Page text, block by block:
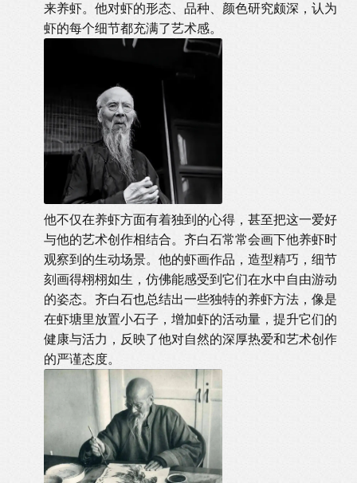
来养虾。他对虾的形态、品种、颜色研究颇深，认为
虾的每个细节都充满了艺术感。
他不仅在养虾方面有着独到的心得，甚至把这一爱好
与他的艺术创作相结合。齐白石常常会画下他养虾时
观察到的生动场景。他的虾画作品，造型精巧，细节
刻画得栩栩如生，仿佛能感受到它们在水中自由游动
的姿态。齐白石也总结出一些独特的养虾方法，像是
在虾塘里放置小石子，增加虾的活动量，提升它们的
健康与活力，反映了他对自然的深厚热爱和艺术创作
的严谨态度。